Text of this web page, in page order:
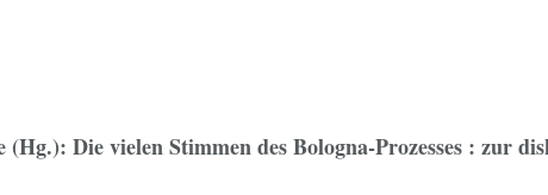
(Hg.): Die vielen Stimmen des Bologna-Prozesses : zur